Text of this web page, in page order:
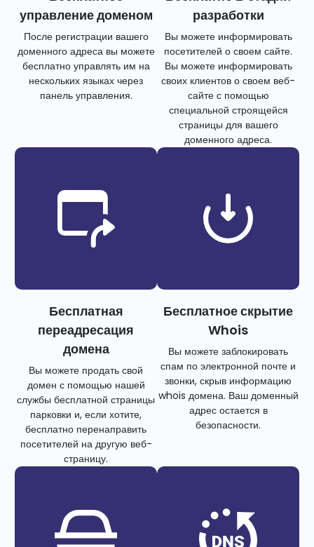
управление доменом
После регистрации вашего
доменного адреса вы можете
бесплатно управлять им на
нескольких языках через
панель управления.
разработки
Вы можете информировать
посетителей о своем сайте.
Вы можете информировать
своих клиентов о своем веб-
сайте с помощью
специальной строящейся
страницы для вашего
доменного адреса.
Бесплатная
переадресация
домена
Вы можете продать свой
домен с помощью нашей
службы бесплатной страницы
парковки и, если хотите,
бесплатно перенаправить
посетителей на другую веб-
страницу.
Бесплатное скрытие
Whois
Вы можете заблокировать
спам по электронной почте и
звонки, скрыв информацию
whois домена. Ваш доменный
адрес остается в
безопасности.